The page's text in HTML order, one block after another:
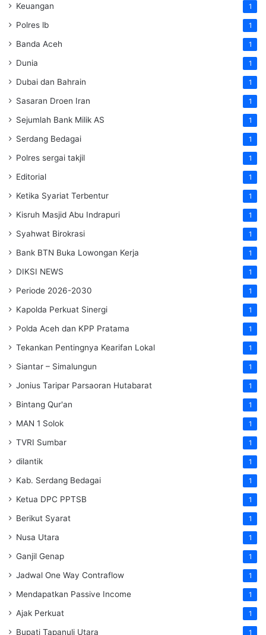
Keuangan 1
Polres lb 1
Banda Aceh 1
Dunia 1
Dubai dan Bahrain 1
Sasaran Droen Iran 1
Sejumlah Bank Milik AS 1
Serdang Bedagai 1
Polres sergai takjil 1
Editorial 1
Ketika Syariat Terbentur 1
Kisruh Masjid Abu Indrapuri 1
Syahwat Birokrasi 1
Bank BTN Buka Lowongan Kerja 1
DIKSI NEWS 1
Periode 2026-2030 1
Kapolda Perkuat Sinergi 1
Polda Aceh dan KPP Pratama 1
Tekankan Pentingnya Kearifan Lokal 1
Siantar – Simalungun 1
Jonius Taripar Parsaoran Hutabarat 1
Bintang Qur'an 1
MAN 1 Solok 1
TVRI Sumbar 1
dilantik 1
Kab. Serdang Bedagai 1
Ketua DPC PPTSB 1
Berikut Syarat 1
Nusa Utara 1
Ganjil Genap 1
Jadwal One Way Contraflow 1
Mendapatkan Passive Income 1
Ajak Perkuat 1
Bupati Tapanuli Utara 1